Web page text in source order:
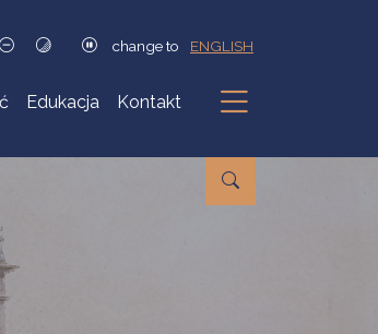
change to ENGLISH
Edukacja Kontakt
Podmenu